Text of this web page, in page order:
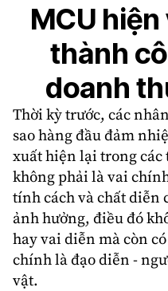
MCU
thành
doanh
Thời kỳ trước, các
sao hàng đầu đảm
xuất hiện lại trong các
không phải là vai
tính cách và chất diễn
ảnh hưởng, điều đó
hay vai diễn mà còn
chính là đạo diễn -
vật.